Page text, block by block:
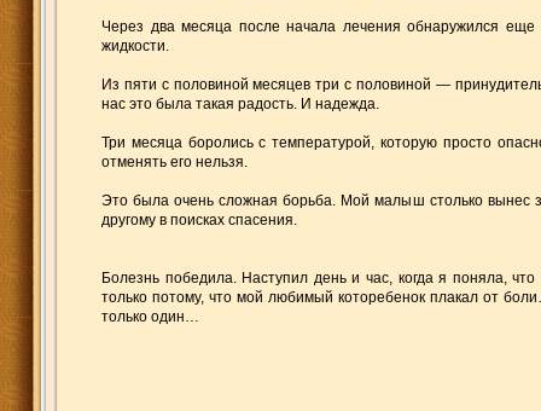
Через два месяца после начала лечения обнаружился
жидкости.
Из пяти с половиной месяцев три с половиной —
нас это была такая радость. И надежда.
Три месяца боролись с температурой, которую просто
отменять его нельзя.
Это была очень сложная борьба. Мой малыш столько вынес
другому в поисках спасения.
Болезнь победила. Наступил день и час, когда я поняла,
только потому, что мой любимый которебенок плакал от
только один…